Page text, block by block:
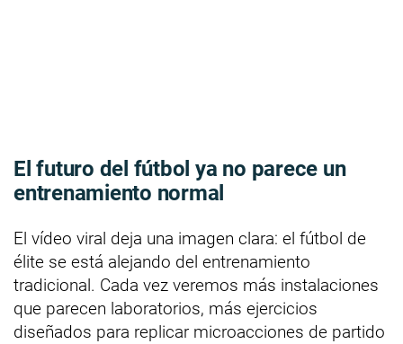
El futuro del fútbol ya no parece un
entrenamiento normal
El vídeo viral deja una imagen clara: el fútbol de
élite se está alejando del entrenamiento
tradicional. Cada vez veremos más instalaciones
que parecen laboratorios, más ejercicios
diseñados para replicar microacciones de partido